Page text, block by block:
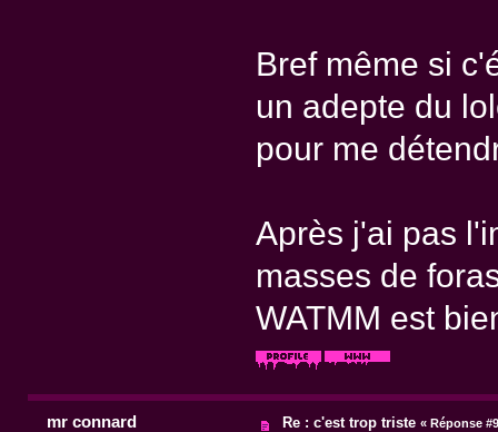
Bref même si
un adepte du
pour me
Après j'ai pas
masses de
WATMM est
mr connard Re : c'est trop triste «Réponse